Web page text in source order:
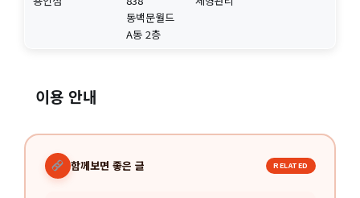
동백문월드
A동 2층
이용 안내
함께보면 좋은 글 RELATED